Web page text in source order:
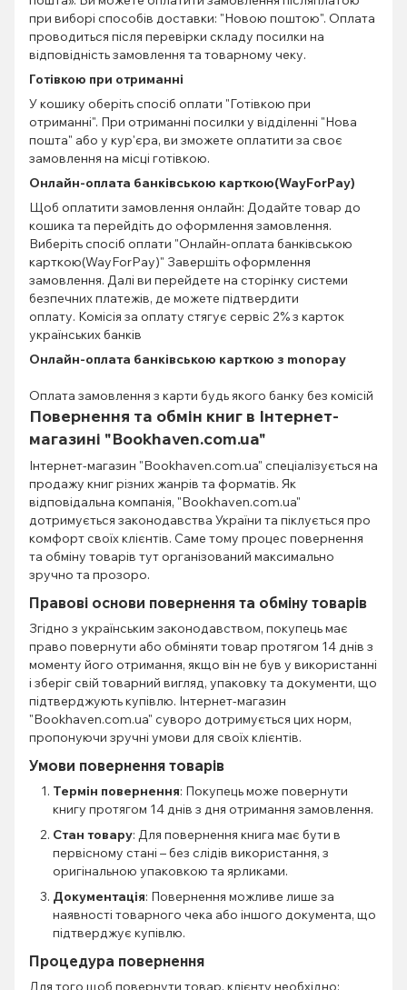
при виборі способів доставки: "Новою поштою". Оплата
проводиться після перевірки складу посилки на
відповідність замовлення та товарному чеку.
Готівкою при отриманні
У кошику оберіть спосіб оплати "Готівкою при
отриманні". При отриманні посилки у відділенні "Нова
пошта" або у кур'єра, ви зможете оплатити за своє
замовлення на місці готівкою.
Онлайн-оплата банківською карткою(WayForPay)
Щоб оплатити замовлення онлайн: Додайте товар до
кошика та перейдіть до оформлення замовлення.
Виберіть спосіб оплати "Онлайн-оплата банківською
карткою(WayForPay)" Завершіть оформлення
замовлення. Далі ви перейдете на сторінку системи
безпечних платежів, де можете підтвердити
оплату. Комісія за оплату стягує сервіс 2% з карток
українських банків
Онлайн-оплата банківською карткою з monopay
Оплата замовлення з карти будь якого банку без комісій
Повернення та обмін книг в Інтернет-
магазині "Bookhaven.com.ua"
Інтернет-магазин "Bookhaven.com.ua" спеціалізується на
продажу книг різних жанрів та форматів. Як
відповідальна компанія, "Bookhaven.com.ua"
дотримується законодавства України та піклується про
комфорт своїх клієнтів. Саме тому процес повернення
та обміну товарів тут організований максимально
зручно та прозоро.
Правові основи повернення та обміну товарів
Згідно з українським законодавством, покупець має
право повернути або обміняти товар протягом 14 днів з
моменту його отримання, якщо він не був у використанні
і зберіг свій товарний вигляд, упаковку та документи, що
підтверджують купівлю. Інтернет-магазин
"Bookhaven.com.ua" суворо дотримується цих норм,
пропонуючи зручні умови для своїх клієнтів.
Умови повернення товарів
Термін повернення: Покупець може повернути
книгу протягом 14 днів з дня отримання замовлення.
Стан товару: Для повернення книга має бути в
первісному стані – без слідів використання, з
оригінальною упаковкою та ярликами.
Документація: Повернення можливе лише за
наявності товарного чека або іншого документа, що
підтверджує купівлю.
Процедура повернення
Для того щоб повернути товар, клієнту необхідно: